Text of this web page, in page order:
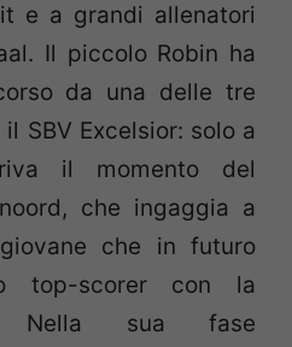
e a grandi allenatori
Il piccolo Robin ha
da una delle tre
SBV Excelsior: solo a
il momento del
che ingaggia a
che in futuro
top-scorer con la
sua fase